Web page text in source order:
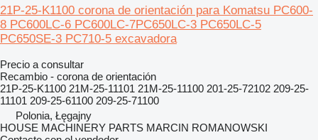
21P-25-K1100 corona de orientación para Komatsu PC600-
8 PC600LC-6 PC600LC-7PC650LC-3 PC650LC-5
PC650SE-3 PC710-5 excavadora
Precio a consultar
Recambio - corona de orientación
21P-25-K1100 21M-25-11101 21M-25-11100 201-25-72102 209-25-
11101 209-25-61100 209-25-71100
Polonia, Łęgajny
HOUSE MACHINERY PARTS MARCIN ROMANOWSKI